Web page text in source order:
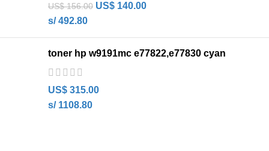
US$156.00 US$ 140.00
s/ 492.80
toner hp w9191mc e77822,e77830 cyan
US$ 315.00
s/ 1108.80